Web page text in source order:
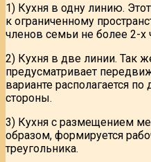
1) Кухня в одну линию.
к ограниченному
членов семьи не более 2-х
2) Кухня в две линии. Так
предусматривает
варианте располагается
стороны.
3) Кухня с размещением
образом, формируется
треугольника.